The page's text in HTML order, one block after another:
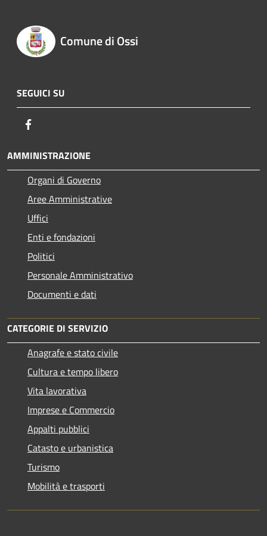
Comune di Ossi
SEGUICI SU
AMMINISTRAZIONE
Organi di Governo
Aree Amministrative
Uffici
Enti e fondazioni
Politici
Personale Amministrativo
Documenti e dati
CATEGORIE DI SERVIZIO
Anagrafe e stato civile
Cultura e tempo libero
Vita lavorativa
Imprese e Commercio
Appalti pubblici
Catasto e urbanistica
Turismo
Mobilità e trasporti